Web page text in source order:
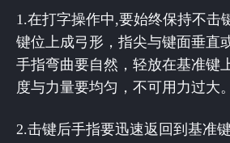
1.在打字操作中,要始终保持不击
键位上成弓形，指尖与键面垂直
手指弯曲要自然，轻放在基准键
度与力量要均匀，不可用力过大。
2.击键后手指要迅速返回到基准